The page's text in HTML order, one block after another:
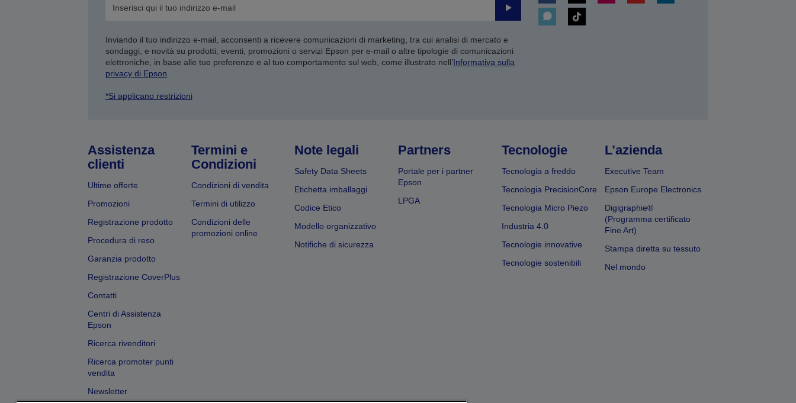
Invia
Inviando il tuo indirizzo e-mail, acconsenti a ricevere comunicazioni di marketing, tra cui analisi di mercato e
sondaggi, e novità su prodotti, eventi, promozioni o servizi Epson per e-mail o altre tipologie di comunicazioni
elettroniche, in base alle tue preferenze e al tuo comportamento sul web, come illustrato nell’Informativa sulla
privacy di Epson
*Si applicano restrizioni
Assistenza
clienti
Ultime offerte
Promozioni
Registrazione prodotto
Procedura di reso
Garanzia prodotto
Registrazione CoverPlus
Contatti
Centri di Assistenza
Epson
Ricerca rivenditori
Ricerca promoter punti
vendita
Newsletter
Termini e
Condizioni
Condizioni di vendita
Termini di utilizzo
Condizioni delle
promozioni online
Note legali
Safety Data Sheets
Etichetta imballaggi
Codice Etico
Modello organizzativo
Notifiche di sicurezza
Partners
Portale per i partner
Epson
LPGA
Tecnologie
Tecnologia a freddo
Tecnologia PrecisionCore
Tecnologia Micro Piezo
Industria 4.0
Tecnologie innovative
Tecnologie sostenibili
L’azienda
Executive Team
Epson Europe Electronics
Digigraphie®
(Programma certificato
Fine Art)
Stampa diretta su tessuto
Nel mondo